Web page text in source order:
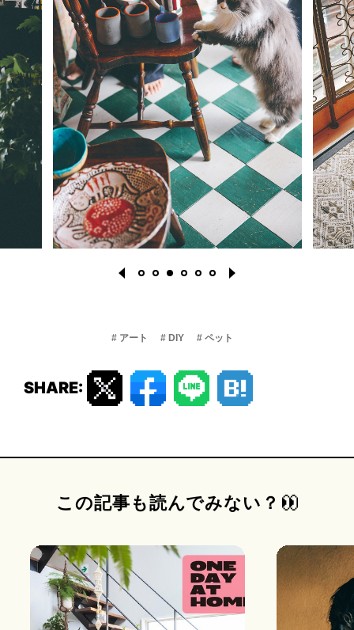
# アート # DIY # ペット
SHARE:
この記事も読んでみない？